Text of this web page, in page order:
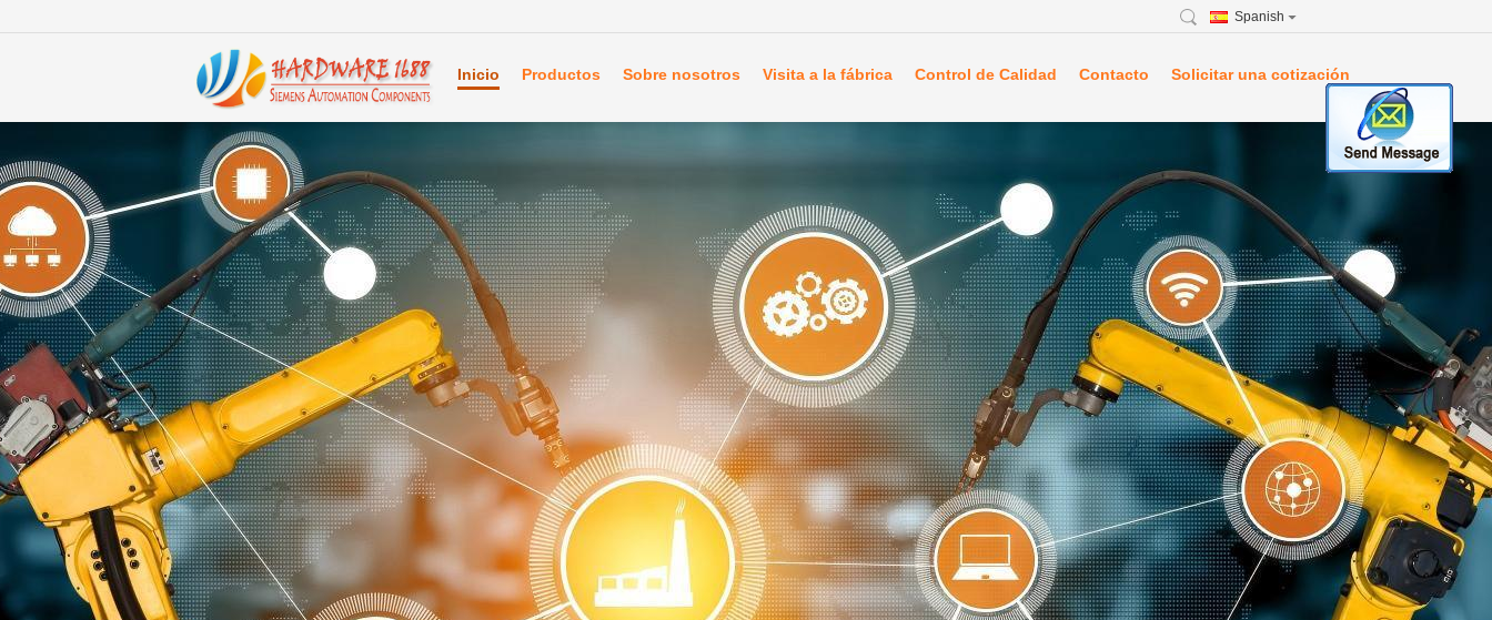
Spanish
Inicio Productos Sobre nosotros Visita a la fábrica Control de Calidad Contacto Solicitar una cotización